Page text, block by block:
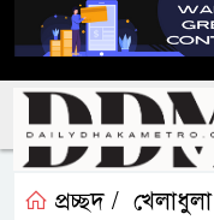
প্রচ্ছদ / খেলাধুলা